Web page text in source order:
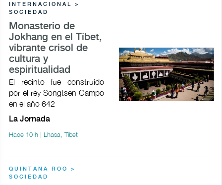
INTERNACIONAL >
SOCIEDAD
Monasterio de
Jokhang en el Tíbet,
vibrante crisol de
cultura y
espiritualidad
El recinto fue construido
por el rey Songtsen Gampo
en el año 642
La Jornada
Hace 10 h | Lhasa, Tíbet
QUINTANA ROO >
SOCIEDAD